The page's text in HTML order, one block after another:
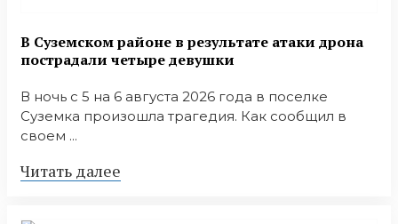
В Суземском районе в результате атаки дрона
пострадали четыре девушки
В ночь с 5 на 6 августа 2026 года в поселке
Суземка произошла трагедия. Как сообщил в
своем ...
Читать далее